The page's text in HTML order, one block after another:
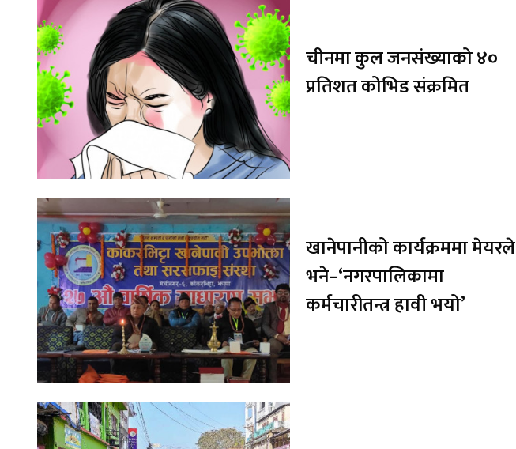
चीनमा कुल जनसंख्याको ४०
प्रतिशत कोभिड संक्रमित
खानेपानीको कार्यक्रममा मेयरले
भने–‘नगरपालिकामा
कर्मचारीतन्त्र हावी भयो’